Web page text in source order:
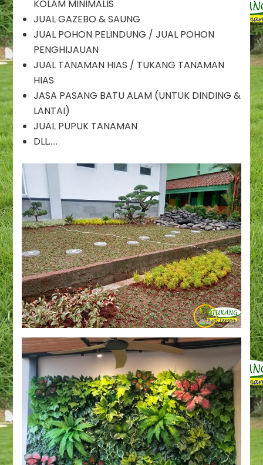
Taman
Duri
/
Jasa
Renovasi
Kepa
/
Jasa
Duri
KOLAM MINIMALIS
JUAL GAZEBO & SAUNG
JUAL POHON PELINDUNG / JUAL POHON
PENGHIJAUAN
JUAL TANAMAN HIAS / TUKANG TANAMAN
HIAS
JASA PASANG BATU ALAM (UNTUK DINDING &
LANTAI)
JUAL PUPUK TANAMAN
DLL…..